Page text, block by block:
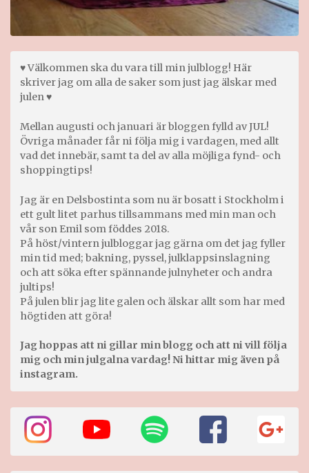
♥ Välkommen ska du vara till min julblogg! Här
skriver jag om alla de saker som just jag älskar med
julen ♥
Mellan augusti och januari är bloggen fylld av JUL!
Övriga månader får ni följa mig i vardagen, med allt
vad det innebär, samt ta del av alla möjliga fynd- och
shoppingtips!
Jag är en Delsbostinta som nu är bosatt i Stockholm i
ett gult litet parhus tillsammans med min man och
vår son Emil som föddes 2018.
På höst/vintern julbloggar jag gärna om det jag fyller
min tid med; bakning, pyssel, julklappsinslagning
och att söka efter spännande julnyheter och andra
jultips!
På julen blir jag lite galen och älskar allt som har med
högtiden att göra!
Jag hoppas att ni gillar min blogg och att ni vill följa
mig och min julgalna vardag! Ni hittar mig även på
instagram.